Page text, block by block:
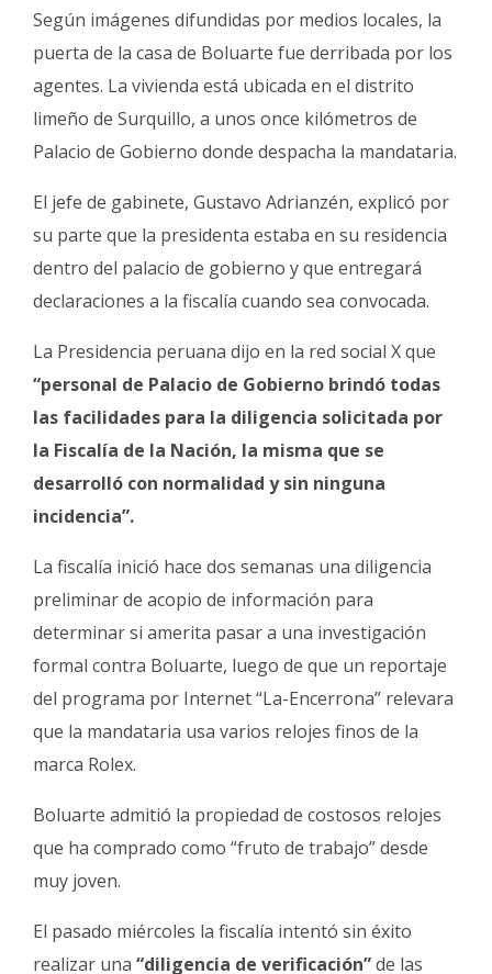
Según imágenes difundidas por medios locales, la
puerta de la casa de Boluarte fue derribada por los
agentes. La vivienda está ubicada en el distrito
limeño de Surquillo, a unos once kilómetros de
Palacio de Gobierno donde despacha la mandataria.
El jefe de gabinete, Gustavo Adrianzén, explicó por
su parte que la presidenta estaba en su residencia
dentro del palacio de gobierno y que entregará
declaraciones a la fiscalía cuando sea convocada.
La Presidencia peruana dijo en la red social X que
“personal de Palacio de Gobierno brindó todas
las facilidades para la diligencia solicitada por
la Fiscalía de la Nación, la misma que se
desarrolló con normalidad y sin ninguna
incidencia”.
La fiscalía inició hace dos semanas una diligencia
preliminar de acopio de información para
determinar si amerita pasar a una investigación
formal contra Boluarte, luego de que un reportaje
del programa por Internet “La-Encerrona” relevara
que la mandataria usa varios relojes finos de la
marca Rolex.
Boluarte admitió la propiedad de costosos relojes
que ha comprado como “fruto de trabajo” desde
muy joven.
El pasado miércoles la fiscalía intentó sin éxito
realizar una “diligencia de verificación”de las